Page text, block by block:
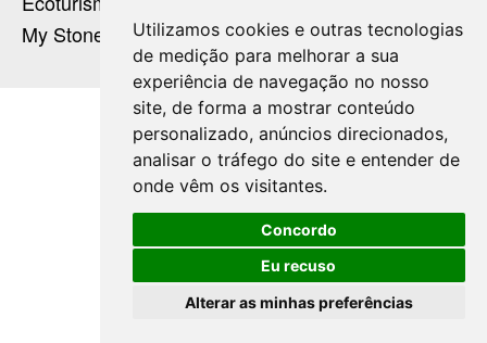
Utilizamos cookies e outras tecnologias
de medição para melhorar a sua
experiência de navegação no nosso
site, de forma a mostrar conteúdo
personalizado, anúncios direcionados,
analisar o tráfego do site e entender de
onde vêm os visitantes.
Concordo
Eu recuso
Alterar as minhas preferências
My Stone Cristaloterapia